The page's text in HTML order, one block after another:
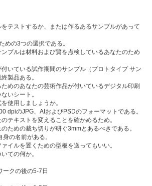
テストするか、または作るあるサンプルがあって
めの3つの選択である。
プルは材料および質を点検しているあなたのため
いている試作期間のサンプル（プロトタイプ サン
製品ある。
めのあなたの芸術作品が付いているデジタル印刷
いシート。
使用しましょうか。
dpiのJPG、AIおよびPSDのフォーマットである。
テキストを変えることを確かめるため。
ための裁ち切りが研ぐ3mmとあるべきである。
の名前がある。
イルを置くための型板を送ってもいい。
ての何か。
ークの後の5-7日